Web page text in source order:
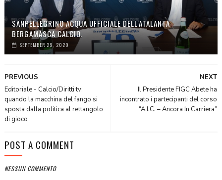
SANPELLEGRINO ACQUA UFFICIALE DELL'ATALANTA
BERGAMASCA CALCIO.
SEPTEMBER 29, 2020
NEXT
Il Presidente FIGC Abete ha
incontrato i partecipanti del corso
“A.I.C. – Ancora In Carriera”
PREVIOUS
Editoriale - Calcio/Diritti tv:
quando la macchina del fango si
sposta dalla politica al rettangolo
di gioco
POST A COMMENT
NESSUN COMMENTO